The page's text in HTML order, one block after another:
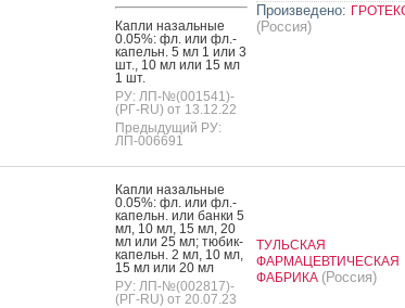
Кап­ли на­заль­ные
0.05%: фл. или фл.-
ка­пельн. 5 мл 1 или 3
шт., 10 мл или 15 мл
1 шт.
РУ: ЛП-№(001541)-
(РГ-RU) от 13.12.22
Предыдущий РУ:
ЛП-006691
Произведено:
(Россия)
Кап­ли на­заль­ные
0.05%: фл. или фл.-
ка­пельн. или бан­ки 5
мл, 10 мл, 15 мл, 20
мл или 25 мл; тю­бик-
ка­пельн. 2 мл, 10 мл,
15 мл или 20 мл
РУ: ЛП-№(002817)-
(РГ-RU) от 20.07.23
ТУЛЬСКАЯ
ФАРМАЦЕВТИЧЕСКАЯ
ФАБРИКА (Россия)